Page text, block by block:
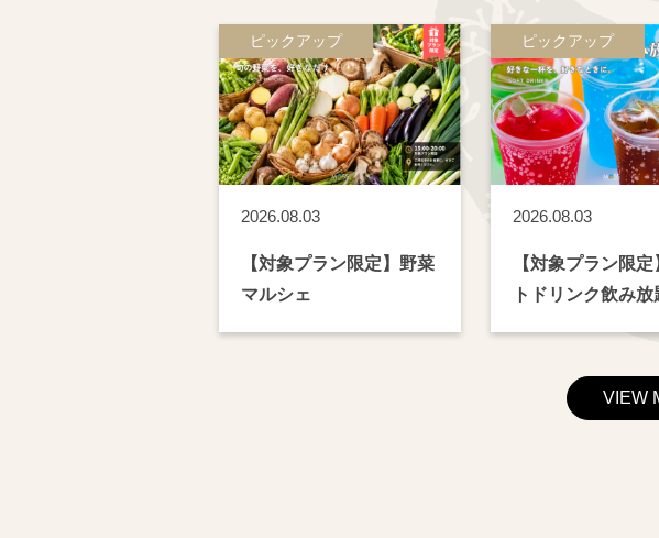
ピックアップ
2026.08.03
【対象プラン限定】野菜
マルシェ
ピックアップ
2026.08.03
【対象プラン限
トドリンク飲み放
VIEW